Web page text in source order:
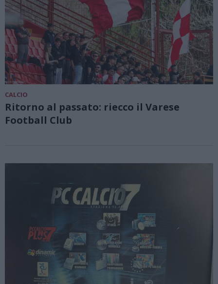
CALCIO
Ritorno al passato: riecco il Varese
Football Club